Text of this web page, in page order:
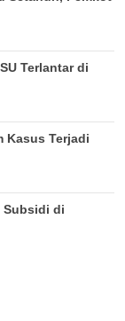
Terlantar di
Kasus Terjadi
Subsidi di